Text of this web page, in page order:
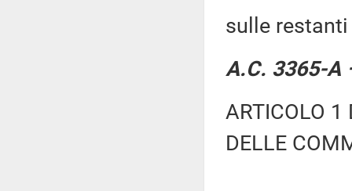
sulle
A.C. 3365-A
ARTICOLO 1
DELLE